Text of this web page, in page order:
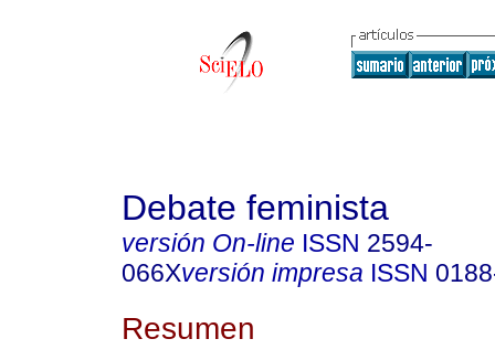
Debate feminista
versión On-line ISSN 2594-
066Xversión impresa ISSN
Resumen